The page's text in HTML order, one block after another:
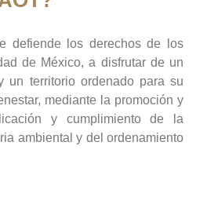
defiende los derechos de los
de México, a disfrutar de un
un territorio ordenado para su
mediante la promoción y
y cumplimiento de la
ambiental y del ordenamiento